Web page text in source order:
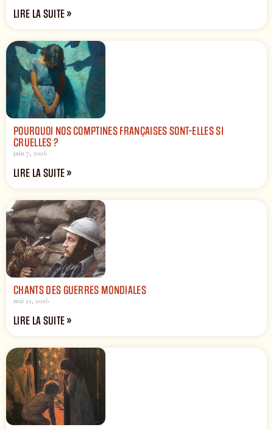
LIRE LA SUITE »
POURQUOI NOS COMPTINES FRANÇAISES SONT-ELLES SI
CRUELLES ?
juin 7, 2026
LIRE LA SUITE »
CHANTS DES GUERRES MONDIALES
mai 21, 2026
LIRE LA SUITE »